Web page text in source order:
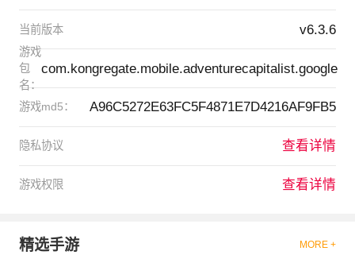
当前版本 v6.3.6
游戏
包
名：
com.kongregate.mobile.adventurecapitalist.google
游戏md5： A96C5272E63FC5F4871E7D4216AF9FB5
隐私协议 查看详情
游戏权限 查看详情
精选手游 MORE +